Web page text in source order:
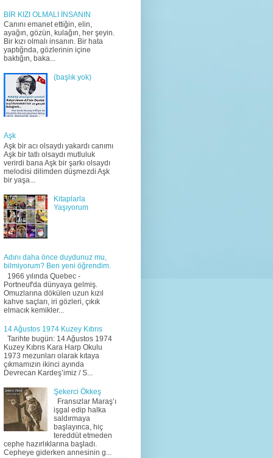
BİR KIZI OLMALI İNSANIN
Canını emanet ettiğin, elin,
ayağın, gözün, kulağın, her şeyin.
Bir kızı olmalı insanın. Bir hata
yaptığnda, gözlerinin içine
baktığın, baka...
(başlık yok)
Aşk
Aşk bir acı olsaydı yakardı canımı
Aşk bir tatlı olsaydı mutluluk
verirdi bana Aşk bir şarkı olsaydı
melodisi dilimden düşmezdi Aşk
bir yaşa...
Kitaplarla
Yaşıyorum
Adını daha önce duydunuz mu,
bilmiyorum? Ben yeni öğrendim.
1966 yılında Quebec -
Portneuf'da dünyaya gelmiş.
Omuzlarına dökülen uzun kızıl
kahve saçları, iri gözleri, çıkık
elmacık kemikler...
14 Ağustos 1974 Kuzey Kıbrıs
Tarihte bugün: 14 Ağustos 1974
Kuzey Kıbrıs Kara Harp Okulu
1973 mezunları olarak kıtaya
çıkmamızın ikinci ayında
Devrecan Kardeş’imiz / S...
Şekerci Ökkeş
Fransızlar Maraş’ı
işgal edip halka
saldırmaya
başlayınca, hiç
tereddüt etmeden
cephe hazırlıklarına başladı.
Cepheye giderken annesinin g...